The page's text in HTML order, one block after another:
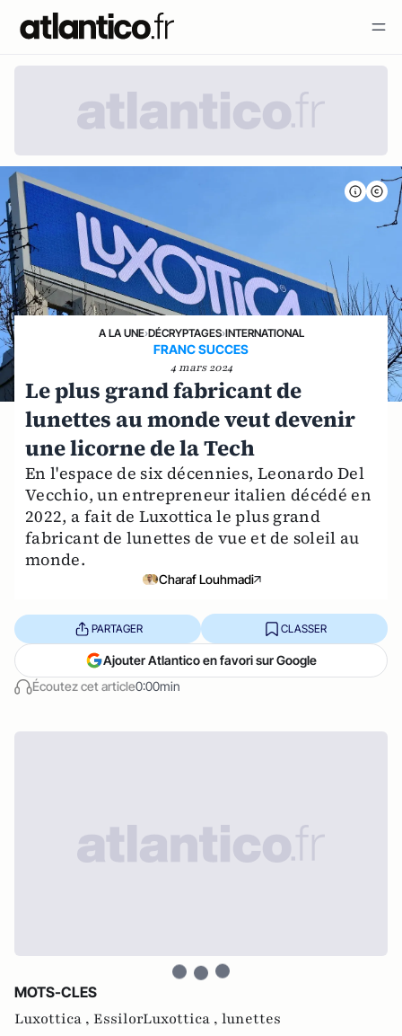
A LA UNE›DÉCRYPTAGES›INTERNATIONAL
FRANC SUCCES
4 mars 2024
Le plus grand fabricant de
lunettes au monde veut devenir
une licorne de la Tech
En l'espace de six décennies, Leonardo Del
Vecchio, un entrepreneur italien décédé en
2022, a fait de Luxottica le plus grand
fabricant de lunettes de vue et de soleil au
monde.
Charaf Louhmadi
Écoutez cet article0:00min
PARTAGER CLASSER
Ajouter Atlantico en favori sur Google
MOTS-CLES
Luxottica , EssilorLuxottica , lunettes